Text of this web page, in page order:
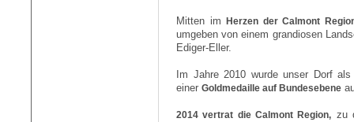
Mitten im
Herzen der Calmont
umgeben von einem grandiosen
Ediger-Eller.
Im Jahre 2010 wurde unser Dorf
einer Goldmedaille auf Bundesebene
2014 vertrat die Calmont Region, zu